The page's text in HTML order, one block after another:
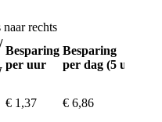
rechts
Besparing
per uur
Besparing
per dag (5 uur)
€ 1,37 € 6,86